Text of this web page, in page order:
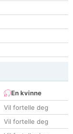
En kvinne
Vil fortelle deg
Vil fortelle deg